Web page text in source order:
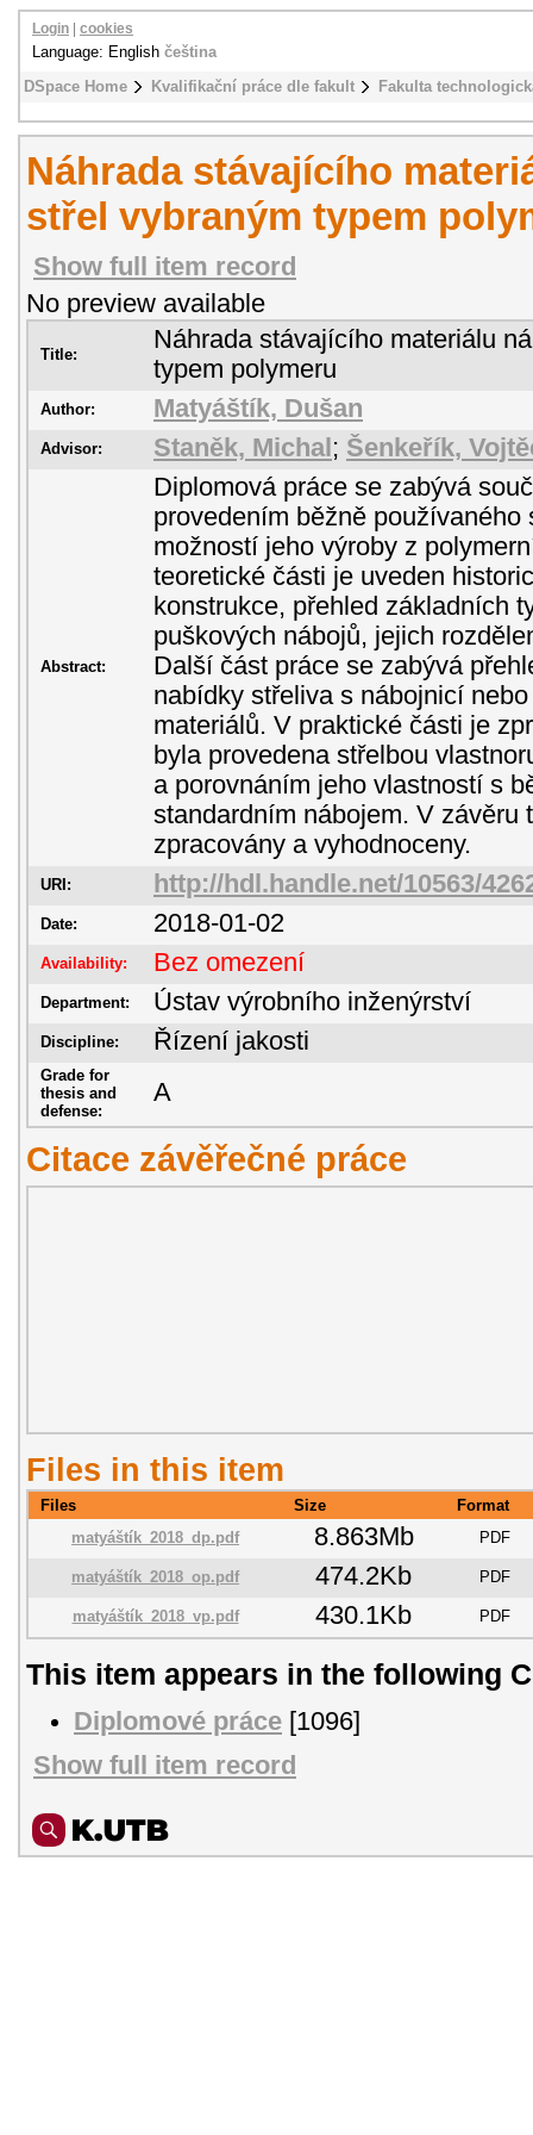
DSpace Home Kvalifikační práce dle fakult Fakulta
Login cookies
Language: English čeština
Náhrada stávajícího
střel vybraným typem
Show full item record
No preview available
Title:
Náhrada stávajícího materiálu
typem polymeru
Author: Matyáštík, Dušan
Advisor: Staněk, Michal ; Šenkeřík,
Abstract:
Diplomová práce se zabývá
provedením běžně používaného
možností jeho výroby z
teoretické části je uveden
konstrukce, přehled základních
puškových nábojů, jejich
Další část práce se zabývá
nabídky střeliva s nábojnicí
materiálů. V praktické části je
byla provedena střelbou
a porovnáním jeho vlastností s
standardním nábojem. V závěru
zpracovány a vyhodnoceny.
URI: http://hdl.handle.net/10563/
Date: 2018-01-02
Availability: Bez omezení
Department: Ústav výrobního inženýrství
Discipline: Řízení jakosti
Grade for
thesis and
defense:
A
Citace závěřečné práce
Files in this item
Files Size
Format
matyáštík_2018_dp.pdf
8.863Mb PDF
matyáštík_2018_op.pdf 474.2Kb PDF
matyáštík_2018_vp.pdf 430.1Kb PDF
This item appears in the following
Diplomové práce [1096]
Show full item record